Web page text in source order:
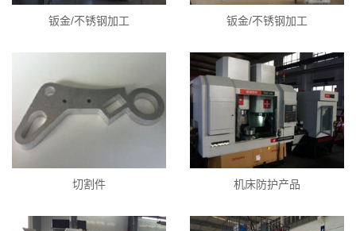
钣金/不锈钢加工 钣金/不锈钢加工
切割件 机床防护产品